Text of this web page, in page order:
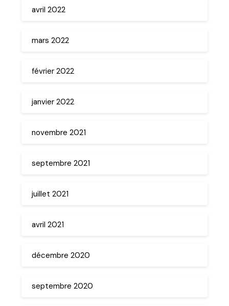
avril 2022
mars 2022
février 2022
janvier 2022
novembre 2021
septembre 2021
juillet 2021
avril 2021
décembre 2020
septembre 2020